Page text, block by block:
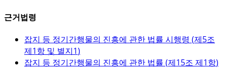
근거법령
잡지 등 정기간행물의 진흥에 관한 법률 시행령 (제5조
제1항 및 별지1)
잡지 등 정기간행물의 진흥에 관한 법률 (제15조 제1항)